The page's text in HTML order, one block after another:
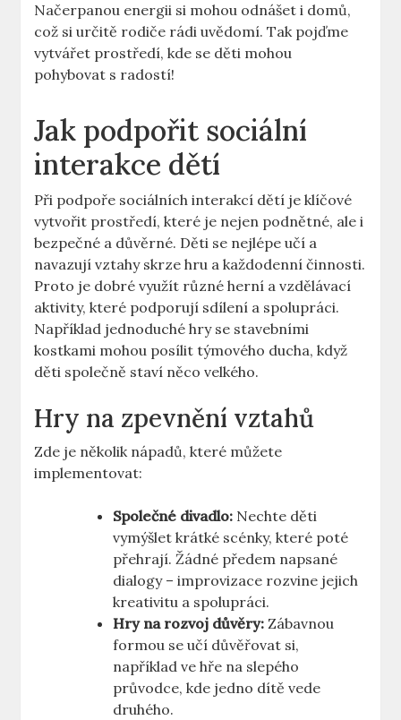
Načerpanou energii si mohou odnášet i domů,
což si určitě rodiče rádi uvědomí. Tak pojďme
vytvářet prostředí, kde se děti mohou
pohybovat s radostí!
Jak podpořit sociální
interakce dětí
Při podpoře sociálních interakcí dětí je klíčové
vytvořit prostředí, které je nejen podnětné, ale i
bezpečné a důvěrné. Děti se nejlépe učí a
navazují vztahy skrze hru a každodenní činnosti.
Proto je dobré využít různé herní a vzdělávací
aktivity, které podporují sdílení a spolupráci.
Například jednoduché hry se stavebními
kostkami mohou posílit týmového ducha, když
děti společně staví něco velkého.
Hry na zpevnění vztahů
Zde je několik nápadů, které můžete
implementovat:
Společné divadlo: Nechte děti
vymýšlet krátké scénky, které poté
přehrají. Žádné předem napsané
dialogy – improvizace rozvine jejich
kreativitu a spolupráci.
Hry na rozvoj důvěry: Zábavnou
formou se učí důvěřovat si,
například ve hře na slepého
průvodce, kde jedno dítě vede
druhého.